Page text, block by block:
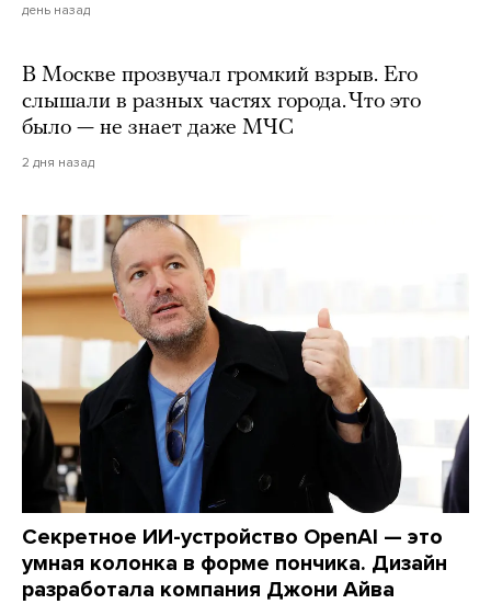
день назад
В Москве прозвучал громкий взрыв. Его
слышали в разных частях города. Что это
было — не знает даже МЧС
2 дня назад
Секретное ИИ-устройство OpenAI — это
умная колонка в форме пончика. Дизайн
разработала компания Джони Айва